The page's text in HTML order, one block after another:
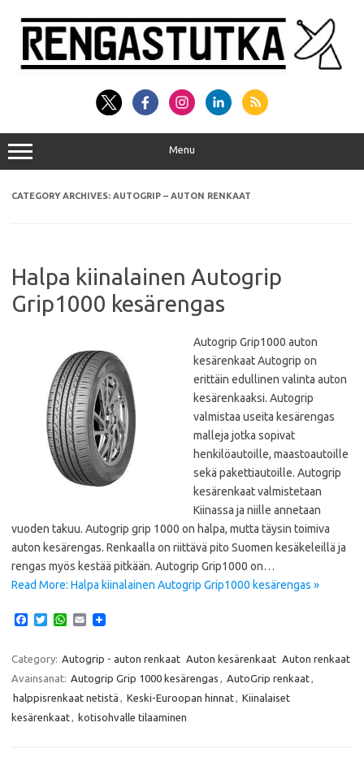
content
Menu
CATEGORY ARCHIVES: AUTOGRIP – AUTON RENKAAT
Halpa kiinalainen Autogrip
Grip1000 kesärengas
Autogrip Grip1000 auton
kesärenkaat Autogrip on
erittäin edullinen valinta auton
kesärenkaaksi. Autogrip
valmistaa useita kesärengas
malleja jotka sopivat
henkilöautoille, maastoautoille
sekä pakettiautoille. Autogrip
kesärenkaat valmistetaan
Kiinassa ja niille annetaan
vuoden takuu. Autogrip grip 1000 on halpa, mutta täysin toimiva
auton kesärengas. Renkaalla on riittävä pito Suomen kesäkeleillä ja
rengas myös kestää pitkään. Autogrip Grip1000 on…
Read More: Halpa kiinalainen Autogrip Grip1000 kesärengas »
e
b
o
o
k
T
t
e
r
W
t
A
p
p
E
i
Category: Autogrip - auton renkaat Auton kesärenkaat Auton renkaat
Avainsanat: Autogrip Grip 1000 kesärengas AutoGrip renkaat
halppisrenkaat netistä
Keski-Euroopan hinnat
Kiinalaiset
kesärenkaat
kotisohvalle tilaaminen